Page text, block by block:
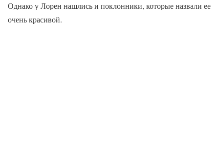
Однако у Лорен нашлись и поклонники, которые назвали ее
очень красивой.